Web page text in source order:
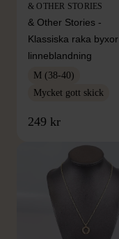
& OTHER STORIES
& Other Stories -
Klassiska raka byxor
linneblandning
M (38-40)
Mycket gott skick
249 kr